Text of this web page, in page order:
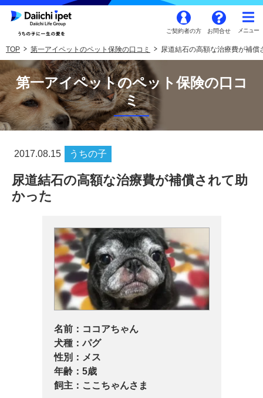
ご契約者の方 お問合せ
TOP 第一アイペットのペット保険の口コミ 尿道結石の高額な治療費が補償
第一アイペットのペット保険の口コ
ミ
2017.08.15 うちの子
尿道結石の高額な治療費が補償されて助
かった
名前： ココアちゃん
犬種： パグ
性別： メス
年齢： 5歳
飼主： ここちゃんさま